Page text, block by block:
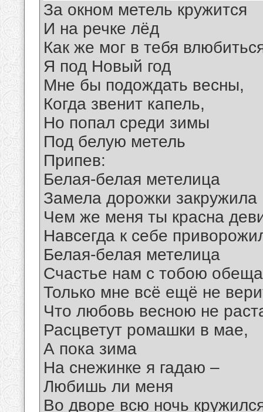
За окном метель кружится
И на речке лёд
Как же мог в тебя
Я под Новый год
Мне бы подождать весны,
Когда звенит капель,
Но попал среди зимы
Под белую метель
Припев:
Белая-белая метелица
Замела дорожки закружила
Чем же меня ты красна
Навсегда к себе
Белая-белая метелица
Счастье нам с тобою
Только мне всё ещё не
Что любовь весною не
Расцветут ромашки в мае,
А пока зима
На снежинке я гадаю –
Любишь ли меня
Во дворе всю ночь